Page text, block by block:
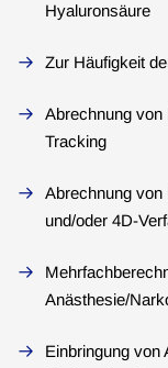
Hyaluronsäure
Zur Häufigkeit
Abrechnung
Tracking
Abrechnung
und/oder 4D-
Anästhesie/
Einbringung von